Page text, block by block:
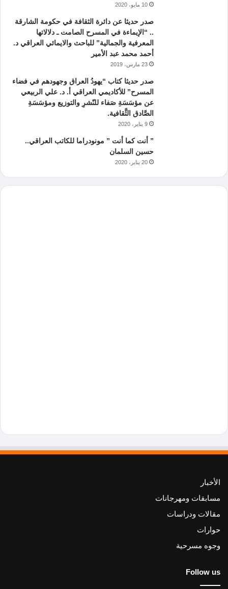
10 مايو، 2020
صدر حديثا عن دائرة الثقافة في حكومة الشارقة
.. “الإيماءة في المسرح الصامت ـ دلالاتها
المعرفية والجمالية” للباحث والايمائي العراقي د.
أحمد محمد عبد الأمير
23 مارس، 2019
صدر حديثا كتاب “يهودُ العراق وجهودهم في فضاء
المسرح” للأكاديمي العراقي أ. د. علي الربيعي
عن مؤسَسَةِ صَفاء للنّشرِ والتوزيع ومؤسَسَةِ
الصَّادق الثَّقافية.
9 يناير، 2020
” أنت كما أنت ” مونودراما للكاتب العراقي..
حسين السلمان
20 يناير، 2020
الأخبار
مسابقات ومهرجانات
مقالات ودراسات
حوارات
وجوه مسرحية
Follow us